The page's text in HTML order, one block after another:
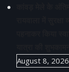
August 8, 2026